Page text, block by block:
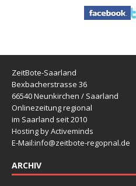
ZeitBote-Saarland
Bexbacherstrasse 36
66540 Neunkirchen / Saarland
Onlinezeitung regional
im Saarland seit 2010
Hosting by Activeminds
E-Mail:info@zeitbote-regopnal.de
ARCHIV